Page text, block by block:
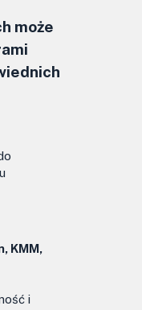
może
KMM,
i